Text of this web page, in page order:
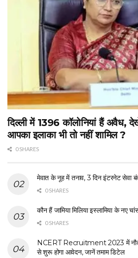
दिल्ली में 1396 कॉलोनियां हैं अवैध,
आपका इलाका भी तो नहीं शामिल ?
0 SHARES
मेवात के नूह में तनाव, 3 दिन इंटरनेट सेवा
0 SHARES
कौन हैं जामिया मिलिया इस्लामिया के नए
0 SHARES
NCERT Recruitment 2023 में
से शुरू होगा आवेदन, जानें तमाम डिटेल